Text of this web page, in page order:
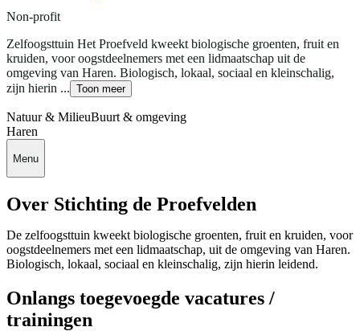
Non-profit
Zelfoogsttuin Het Proefveld kweekt biologische groenten, fruit en
kruiden, voor oogstdeelnemers met een lidmaatschap uit de
omgeving van Haren. Biologisch, lokaal, sociaal en kleinschalig,
zijn hierin ... Toon meer
Natuur & MilieuBuurt & omgeving
Haren
Menu
Over Stichting de Proefvelden
De zelfoogsttuin kweekt biologische groenten, fruit en kruiden, voor
oogstdeelnemers met een lidmaatschap, uit de omgeving van Haren.
Biologisch, lokaal, sociaal en kleinschalig, zijn hierin leidend.
Onlangs toegevoegde vacatures /
trainingen